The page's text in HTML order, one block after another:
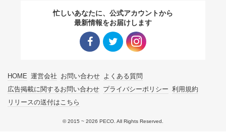
忙しいあなたに、公式アカウントから
最新情報をお届けします
HOME 運営会社 お問い合わせ よくある質問
広告掲載に関するお問い合わせ プライバシーポリシー 利用規約
リリースの送付はこちら
© 2015 ~ 2026 PECO. All Rights Reserved.